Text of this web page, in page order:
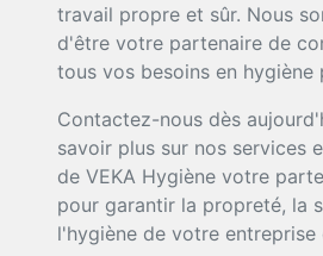
travail propre et sûr. Nous
d'être votre partenaire de
tous vos besoins en hygiène
Contactez-nous dès
savoir plus sur nos services
de VEKA Hygiène votre
pour garantir la propreté, la
l'hygiène de votre entreprise